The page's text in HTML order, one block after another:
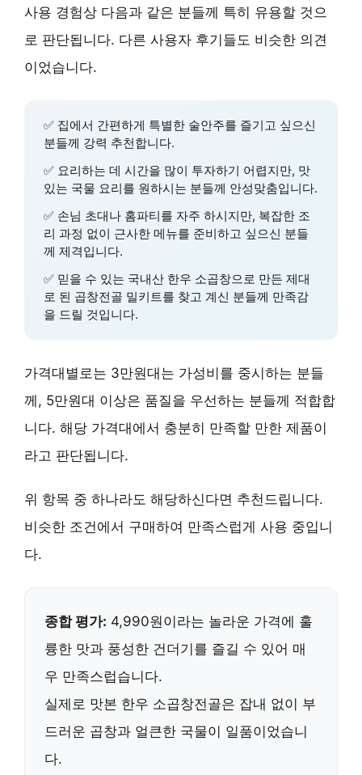
사용 경험상 다음과 같은 분들께 특히 유용할 것으
로 판단됩니다. 다른 사용자 후기들도 비슷한 의견
이었습니다.
✅ 집에서 간편하게 특별한 술안주를 즐기고 싶으신
분들께 강력 추천합니다.
✅ 요리하는 데 시간을 많이 투자하기 어렵지만, 맛
있는 국물 요리를 원하시는 분들께 안성맞춤입니다.
✅ 손님 초대나 홈파티를 자주 하시지만, 복잡한 조
리 과정 없이 근사한 메뉴를 준비하고 싶으신 분들
께 제격입니다.
✅ 믿을 수 있는 국내산 한우 소곱창으로 만든 제대
로 된 곱창전골 밀키트를 찾고 계신 분들께 만족감
을 드릴 것입니다.
가격대별로는 3만원대는 가성비를 중시하는 분들
께, 5만원대 이상은 품질을 우선하는 분들께 적합합
니다. 해당 가격대에서 충분히 만족할 만한 제품이
라고 판단됩니다.
위 항목 중 하나라도 해당하신다면 추천드립니다.
비슷한 조건에서 구매하여 만족스럽게 사용 중입니
다.
종합 평가: 4,990원이라는 놀라운 가격에 훌
륭한 맛과 풍성한 건더기를 즐길 수 있어 매
우 만족스럽습니다.
실제로 맛본 한우 소곱창전골은 잡내 없이 부
드러운 곱창과 얼큰한 국물이 일품이었습니
다.